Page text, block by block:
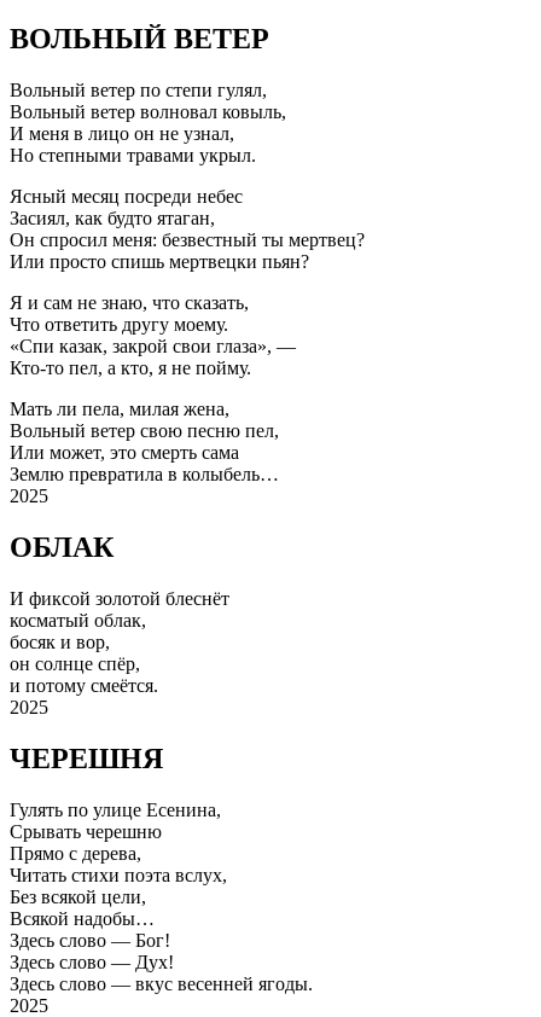
ВОЛЬНЫЙ ВЕТЕР
Вольный ветер по степи гулял,
Вольный ветер волновал ковыль,
И меня в лицо он не узнал,
Но степными травами укрыл.
Ясный месяц посреди небес
Засиял, как будто ятаган,
Он спросил меня: безвестный ты мертвец?
Или просто спишь мертвецки пьян?
Я и сам не знаю, что сказать,
Что ответить другу моему.
«Спи казак, закрой свои глаза», —
Кто-то пел, а кто, я не пойму.
Мать ли пела, милая жена,
Вольный ветер свою песню пел,
Или может, это смерть сама
Землю превратила в колыбель…
2025
ОБЛАК
И фиксой золотой блеснёт
косматый облак,
босяк и вор,
он солнце спёр,
и потому смеётся.
2025
ЧЕРЕШНЯ
Гулять по улице Есенина,
Срывать черешню
Прямо с дерева,
Читать стихи поэта вслух,
Без всякой цели,
Всякой надобы…
Здесь слово — Бог!
Здесь слово — Дух!
Здесь слово — вкус весенней ягоды.
2025